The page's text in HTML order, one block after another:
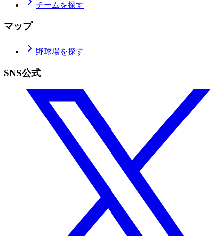
チームを探す
マップ
野球場を探す
SNS公式